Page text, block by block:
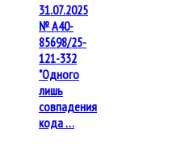
31.07.2025
№ А40-
85698/25-
121-332
"Одного
лишь
совпадения
кода …